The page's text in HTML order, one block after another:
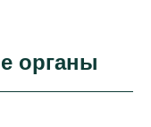
органы